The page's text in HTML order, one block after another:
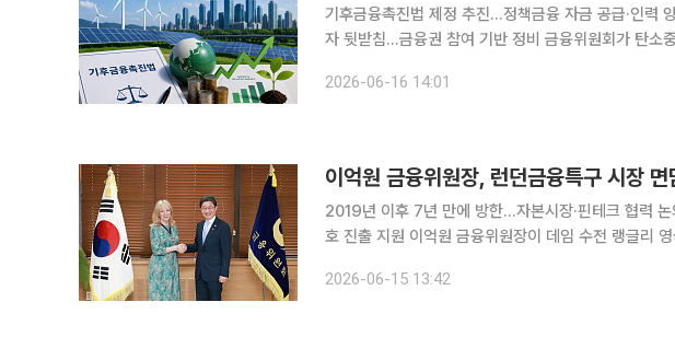
기후금융촉진법 제정 추진…정책금융 자금 공급·인력
자 뒷받침…금융권 참여 기반 정비 금융위원회가 탄소중립과 기후위기 대응을 지원하는 ‘기후금융’
망설이던 금융권에 확실한 법적 명분을 제공하고 앞서
2026-06-16 14:01
이억원 금융위원장, 런던금융특구 시장
2019년 이후 7년 만에 방한…자본시장·핀테크 협력
호 진출 지원 이억원 금융위원장이 데임 수전 랭글리 영국 런던금융특구 시장과 만나 녹색전환과 기
에서 랭글리 레이디 메이어와 면담하고 양국 금융회사
2026-06-15 13:42